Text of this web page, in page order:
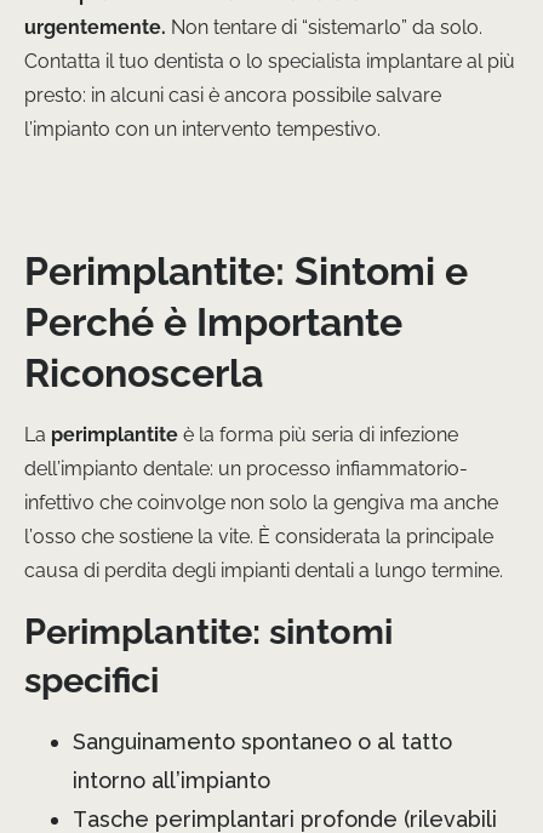
urgentemente. Non tentare di “sistemarlo” da solo.
Contatta il tuo dentista o lo specialista implantare al più
presto: in alcuni casi è ancora possibile salvare
l’impianto con un intervento tempestivo.
Perimplantite: Sintomi e
Perché è Importante
Riconoscerla
La perimplantite è la forma più seria di infezione
dell’impianto dentale: un processo infiammatorio-
infettivo che coinvolge non solo la gengiva ma anche
l’osso che sostiene la vite. È considerata la principale
causa di perdita degli impianti dentali a lungo termine.
Perimplantite: sintomi
specifici
Sanguinamento spontaneo o al tatto
intorno all’impianto
Tasche perimplantari profonde (rilevabili